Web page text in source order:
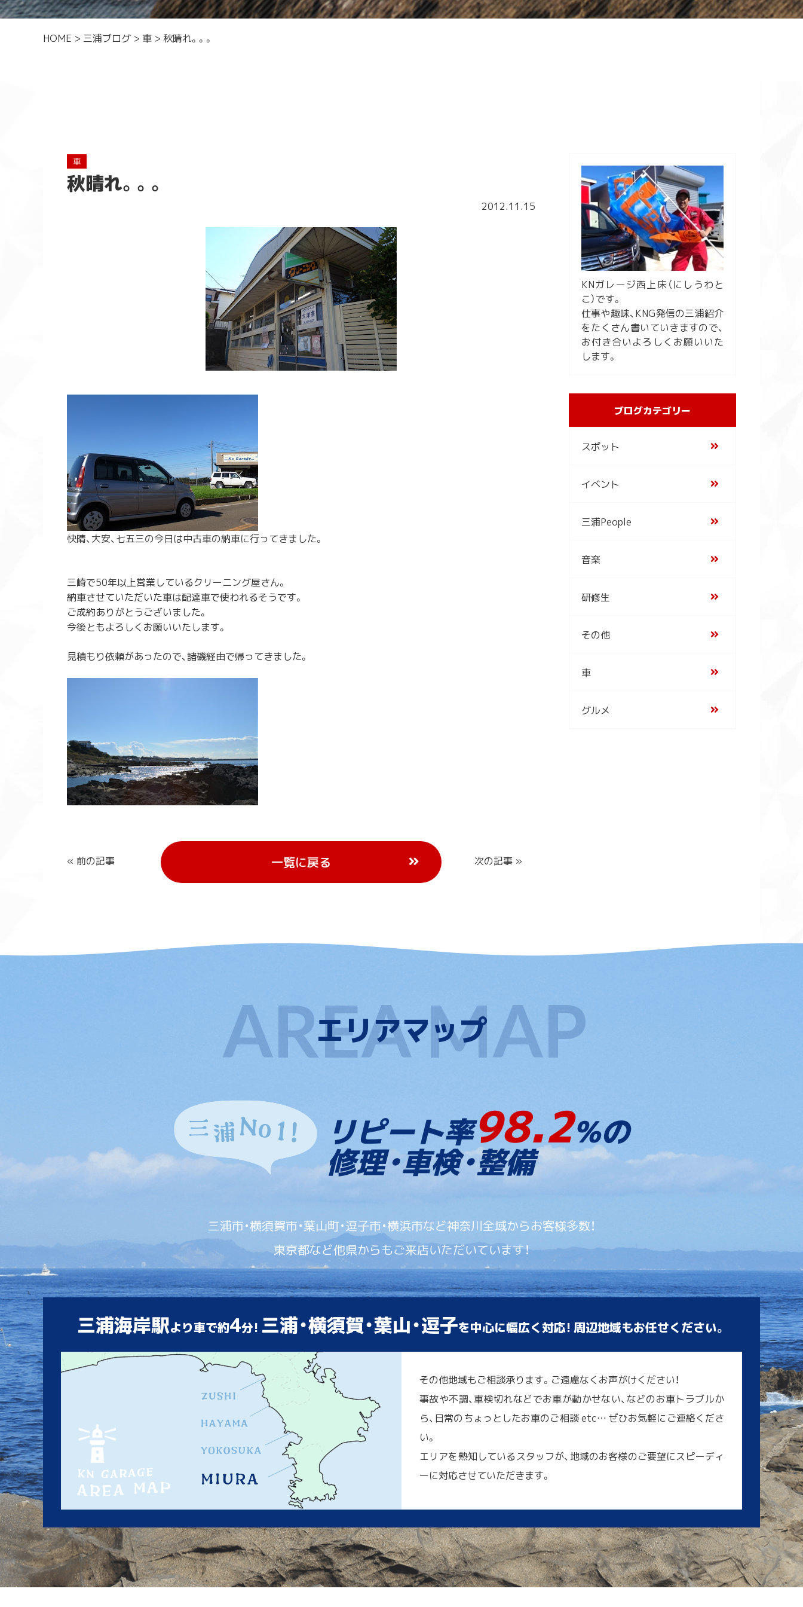
HOME > 三浦ブログ > 車 > 秋晴れ。。。
車
秋晴れ。。。
2012.11.15
快晴、大安、七五三の今日は中古車の納車に行ってきました。
三崎で50年以上営業しているクリーニング屋さん。
納車させていただいた車は配達車で使われるそうです。
ご成約ありがとうございました。
今後ともよろしくお願いいたします。
見積もり依頼があったので、諸磯経由で帰ってきました。
« 前の記事 一覧に戻る 次の記事 »
KNガレージ西上床（にしうわと
こ）です。
仕事や趣味、KNG発信の三浦紹介
をたくさん書いていきますので、
お付き合いよろしくお願いいた
します。
ブログカテゴリー
スポット
イベント
三浦People
音楽
研修生
その他
車
グルメ
エリアマップ
リピート率98.2%の
修理・車検・整備
三浦市・横須賀市・葉山町・逗子市・横浜市など神奈川全域からお客様多数！
東京都など他県からもご来店いただいています！
三浦海岸駅より車で約4分! 三浦・横須賀・葉山・逗子を中心に幅広く対応! 周辺地域もお任せください。
その他地域もご相談承ります。ご遠慮なくお声がけください！
事故や不調、車検切れなどでお車が動かせない、などのお車トラブルか
ら、日常のちょっとしたお車のご相談 etc… ぜひお気軽にご連絡くださ
い。
エリアを熟知しているスタッフが、地域のお客様のご要望にスピーディ
ーに対応させていただきます。